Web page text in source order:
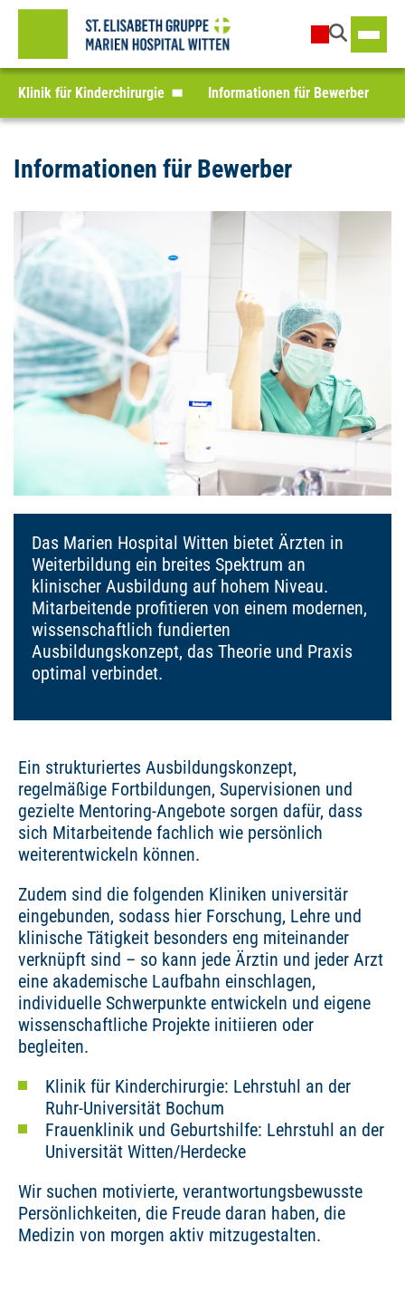
Klinik für Kinderchirurgie Informationen für Bewerber
Informationen für Bewerber
Das Marien Hospital Witten bietet Ärzten in
Weiterbildung ein breites Spektrum an
klinischer Ausbildung auf hohem Niveau.
Mitarbeitende profitieren von einem modernen,
wissenschaftlich fundierten
Ausbildungskonzept, das Theorie und Praxis
optimal verbindet.
Ein strukturiertes Ausbildungskonzept,
regelmäßige Fortbildungen, Supervisionen und
gezielte Mentoring-Angebote sorgen dafür, dass
sich Mitarbeitende fachlich wie persönlich
weiterentwickeln können.
Zudem sind die folgenden Kliniken universitär
eingebunden, sodass hier Forschung, Lehre und
klinische Tätigkeit besonders eng miteinander
verknüpft sind – so kann jede Ärztin und jeder Arzt
eine akademische Laufbahn einschlagen,
individuelle Schwerpunkte entwickeln und eigene
wissenschaftliche Projekte initiieren oder
begleiten.
Klinik für Kinderchirurgie: Lehrstuhl an der
Ruhr-Universität Bochum
Frauenklinik und Geburtshilfe: Lehrstuhl an der
Universität Witten/Herdecke
Wir suchen motivierte, verantwortungsbewusste
Persönlichkeiten, die Freude daran haben, die
Medizin von morgen aktiv mitzugestalten.